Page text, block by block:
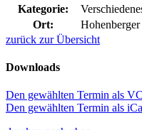
Kategorie:
Ort:
zurück zur Übersicht
Downloads
Den gewählten Termin als
Den gewählten Termin als